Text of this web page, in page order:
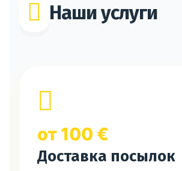
Наши услуги
от 100 €
Доставка посылок